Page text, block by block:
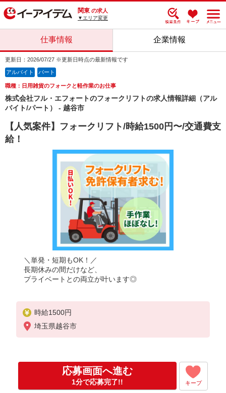
関東 の求人
▼エリア変更
仕事情報 企業情報
更新日：2026/07/27 ※更新日時点の最新情報です
アルバイト パート
職種：日用雑貨のフォークと軽作業のお仕事
株式会社フル・エフォートのフォークリフトの求人情報詳細（アル
バイト/パート） - 越谷市
【人気案件】フォークリフト/時給1500円〜/交通費支
給！
＼単発・短期もOK！／
長期休みの間だけなど、
プライベートとの両立が叶います◎
時給1500円
埼玉県越谷市
応募画面へ進む
1分で応募完了!! キープ